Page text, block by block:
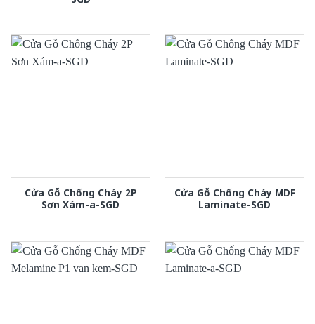
Cửa Gỗ Chống Cháy 2P
Sơn Xám-a-SGD
Cửa Gỗ Chống Cháy MDF
Laminate-SGD